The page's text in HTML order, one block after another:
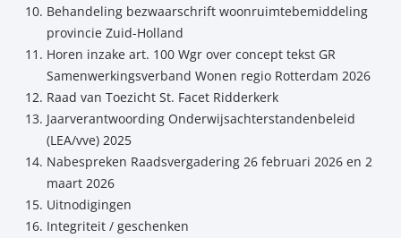
Behandeling bezwaarschrift woonruimtebemiddeling
provincie Zuid-Holland
Horen inzake art. 100 Wgr over concept tekst GR
Samenwerkingsverband Wonen regio Rotterdam 2026
Raad van Toezicht St. Facet Ridderkerk
Jaarverantwoording Onderwijsachterstandenbeleid
(LEA/vve) 2025
Nabespreken Raadsvergadering 26 februari 2026 en 2
maart 2026
Uitnodigingen
Integriteit / geschenken